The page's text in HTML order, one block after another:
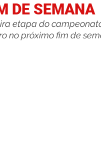
DE SEMANA
etapa do
no próximo fim de